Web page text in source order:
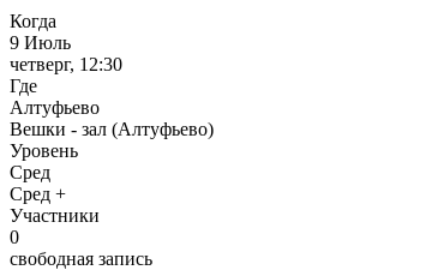
Когда
9 Июль
четверг, 12:30
Где
Алтуфьево
Вешки - зал (Алтуфьево)
Уровень
Сред
Сред +
Участники
0
свободная запись